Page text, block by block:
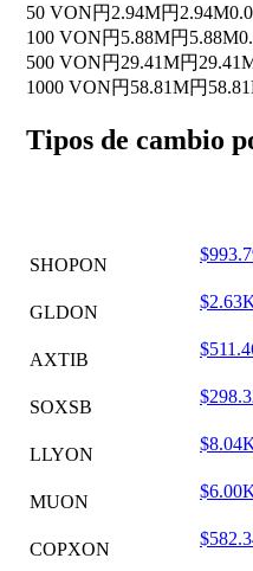
50 VON円2.94M円2.94M
100 VON円5.88M円5.88M
500 VON円29.41M円
1000 VON円58.81M円
Tipos de cambio
SHOPON
GLDON
AXTIB
SOXSB
LLYON
MUON
COPXON